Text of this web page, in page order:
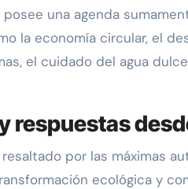
una agenda
la economía circular, el
el cuidado del agua
respuestas
por las máximas
ecológica y